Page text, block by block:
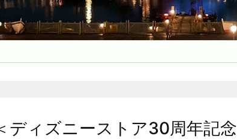
ディズニーストア30周年記念